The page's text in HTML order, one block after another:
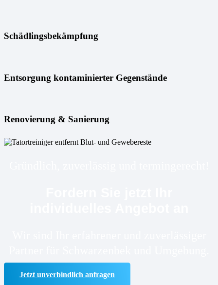
Schädlingsbekämpfung
Entsorgung kontaminierter Gegenstände
Renovierung & Sanierung
Jetzt unverbindlich anfragen